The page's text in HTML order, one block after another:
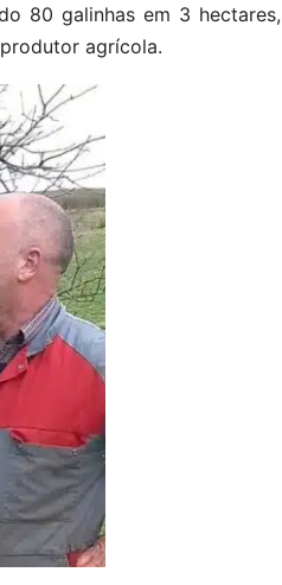
80 galinhas em 3 hectares,
agrícola.